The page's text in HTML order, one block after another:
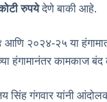
रुपयेदेणे बाकी आहे.
२०२४-२५ या
हंगामानंतर कामकाज
गंगवार यांनी